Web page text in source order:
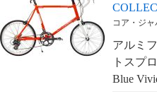
コア・ジャ
アルミ
トスプ
Blue